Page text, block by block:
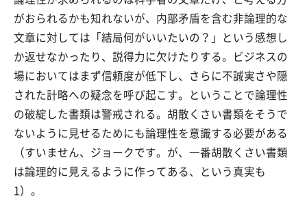
がおられるかも知れないが、内部矛盾を含む非論理的な
文章に対しては「結局何がいいたいの？」という感想し
か返せなかったり、説得力に欠けたりする。ビジネスの
場においてはまず信頼度が低下し、さらに不誠実さや隠
された計略への疑念を呼び起こす。ということで論理性
の破綻した書類は警戒される。胡散くさい書類をそうで
ないように見せるためにも論理性を意識する必要がある
（すいません、ジョークです。が、一番胡散くさい書類
は論理的に見えるように作ってある、という真実も
1）。